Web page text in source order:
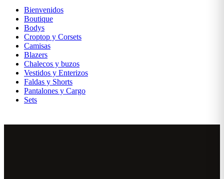
Bienvenidos
Boutique
Bodys
Croptop y Corsets
Camisas
Blazers
Chalecos y buzos
Vestidos y Enterizos
Faldas y Shorts
Pantalones y Cargo
Sets